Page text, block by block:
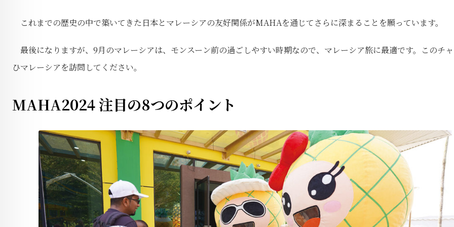
これまでの歴史の中で築いてきた日本とマレーシアの友好関係がMAHAを通じてさらに深まることを願っています。
最後になりますが、9月のマレーシアは、モンスーン前の過ごしやすい時期なので、マレーシア旅に最適です。このチ
ひマレーシアを訪問してください。
MAHA2024 注目の8つのポイント